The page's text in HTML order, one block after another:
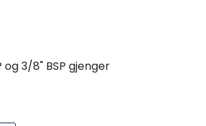
og 3/8" BSP gjenger